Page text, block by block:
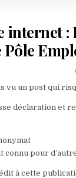
internet
Pôle
vu un post qui
déclaration et
pour
à cette